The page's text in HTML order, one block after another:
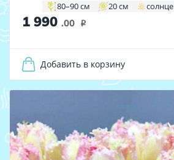
80–90 см 20 см солнце
1 990 .00 i
Добавить в корзину